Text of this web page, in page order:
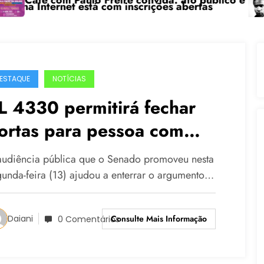
está com inscrições abertas
NOTÍCIAS
4330 permitirá fechar
para pessoa com
pública que o Senado promoveu nesta
feira (13) ajudou a enterrar o argumento…
Daiani 0 ComentáriosConsulte Mais Informação